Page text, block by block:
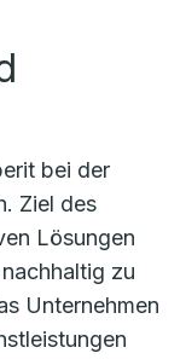
bei der
Ziel des
Lösungen
zu
Unternehmen